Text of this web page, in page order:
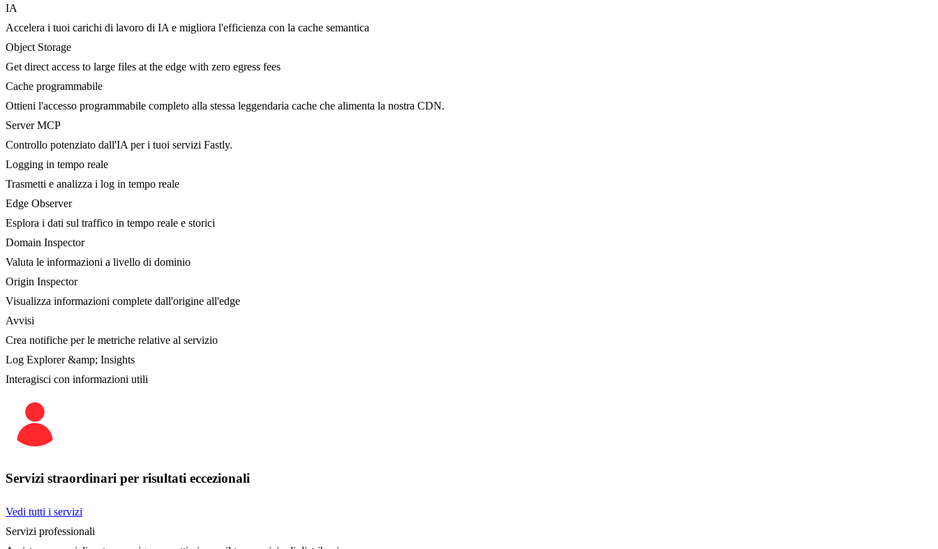
IA
Accelera i tuoi carichi di lavoro di IA e migliora l'efficienza con la cache semantica
Object Storage
Get direct access to large files at the edge with zero egress fees
Cache programmabile
Ottieni l'accesso programmabile completo alla stessa leggendaria cache che alimenta la nostra CDN.
Server MCP
Controllo potenziato dall'IA per i tuoi servizi Fastly.
Logging in tempo reale
Trasmetti e analizza i log in tempo reale
Edge Observer
Esplora i dati sul traffico in tempo reale e storici
Domain Inspector
Valuta le informazioni a livello di dominio
Origin Inspector
Visualizza informazioni complete dall'origine all'edge
Avvisi
Crea notifiche per le metriche relative al servizio
Log Explorer &amp; Insights
Interagisci con informazioni utili
Servizi straordinari per risultati eccezionali
Vedi tutti i servizi
Servizi professionali